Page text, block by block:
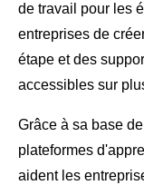
de travail pour les
entreprises de
étape et des
accessibles sur
Grâce à sa base
plateformes
aident les